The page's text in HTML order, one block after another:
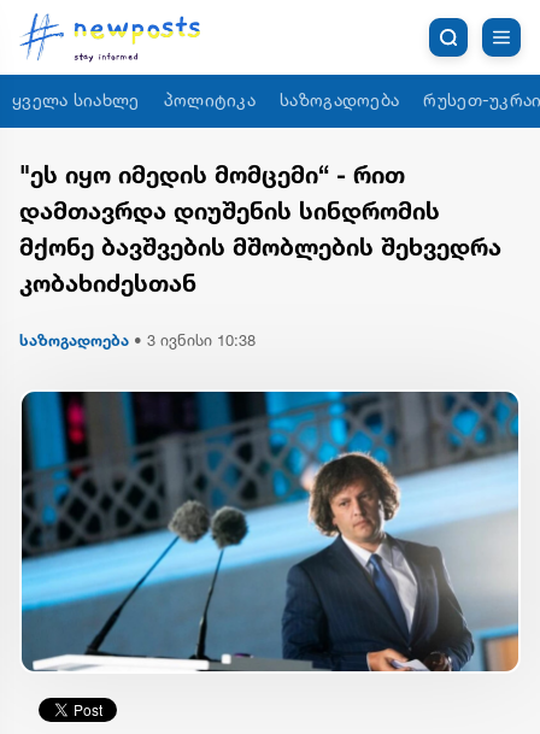
ყველა სიახლე პოლიტიკა საზოგადოება რუსეთ-
"ეს იყო იმედის მომცემი“ - რით
დამთავრდა დიუშენის სინდრომის
მქონე ბავშვების მშობლების შეხვედრა
კობახიძესთან
საზოგადოება • 3 ივნისი 10:38